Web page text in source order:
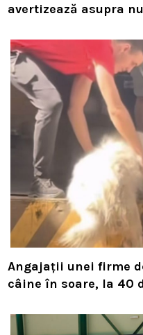
avertizează asupra
Angajații unei firme
câine în soare, la 40